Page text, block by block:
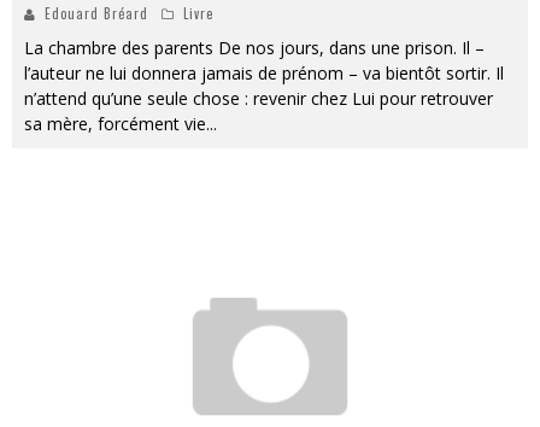
Edouard Bréard Livre
La chambre des parents De nos jours, dans une prison. Il –
l’auteur ne lui donnera jamais de prénom – va bientôt sortir. Il
n’attend qu’une seule chose : revenir chez Lui pour retrouver
sa mère, forcément vie...